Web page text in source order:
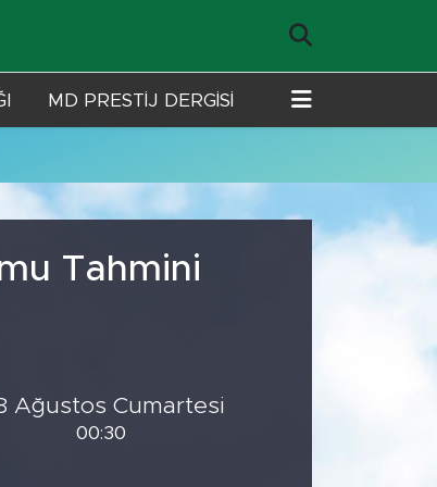
MD PRESTİJ DERGİSİ
Tahmini
Ağustos Cumartesi
00:30